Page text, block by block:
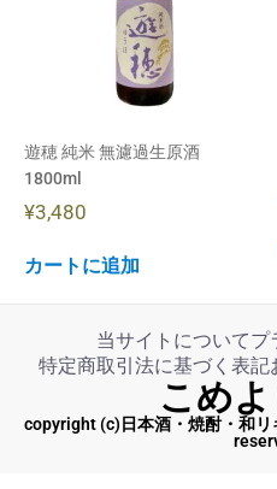
遊穂 純米 無濾過生原酒
1800ml
¥3,480
カートに追加
当サイトについてプ
特定商取引法に基づく表記
こめ
copyright (c)日本酒・焼酎・和